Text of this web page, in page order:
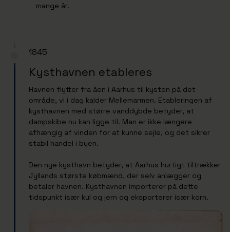
mange år.
1845
Kysthavnen etableres
Havnen flytter fra åen i Aarhus til kysten på det
område, vi i dag kalder Mellemarmen. Etableringen af
kysthavnen med større vanddybde betyder, at
dampskibe nu kan ligge til. Man er ikke længere
afhængig af vinden for at kunne sejle, og det sikrer
stabil handel i byen.
Den nye kysthavn betyder, at Aarhus hurtigt tiltrækker
Jyllands største købmænd, der selv anlægger og
betaler havnen. Kysthavnen importerer på dette
tidspunkt især kul og jern og eksporterer især korn.